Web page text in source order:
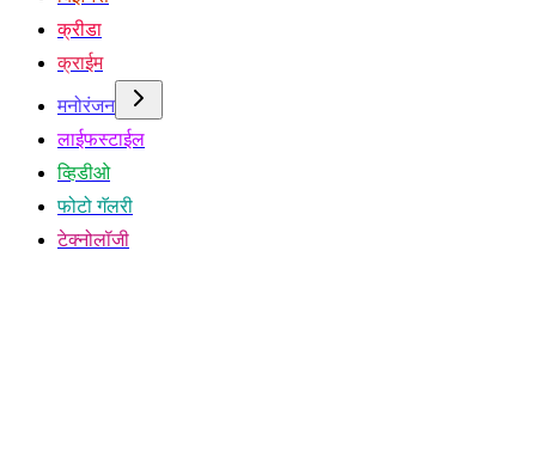
क्रीडा
क्राईम
मनोरंजन
लाईफस्टाईल
व्हिडीओ
फोटो गॅलरी
टेक्नोलॉजी